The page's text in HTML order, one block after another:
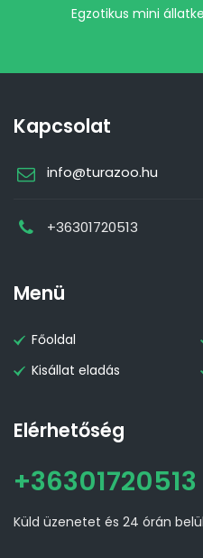
Egzotikus mini
Kapcsolat
info@turazoo.hu
+36301720513
Menü
Főoldal
Kisállat eladás
Elérhetőség
+36301720513
Küld üzenetet és 24 órán